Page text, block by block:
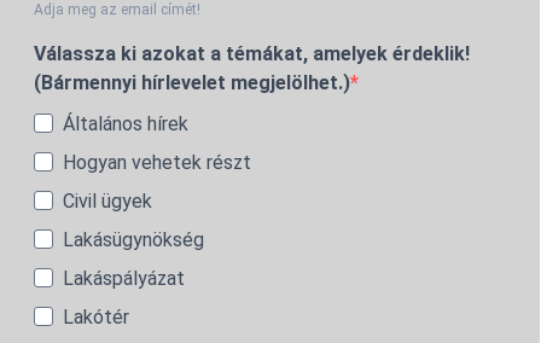
Adja meg az email címét!
Válassza ki azokat a témákat, amelyek érdeklik!
(Bármennyi hírlevelet megjelölhet.)
Általános hírek
Hogyan vehetek részt
Civil ügyek
Lakásügynökség
Lakáspályázat
Lakótér